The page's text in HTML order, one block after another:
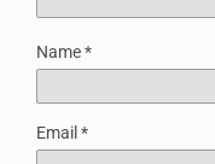
Name*
Email *